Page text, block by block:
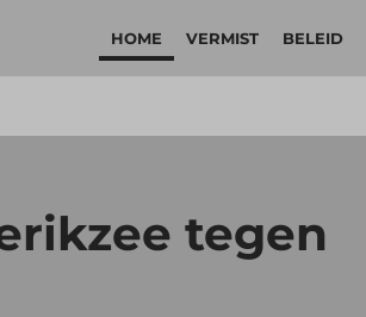
HOME VERMIST BELEID
tegen